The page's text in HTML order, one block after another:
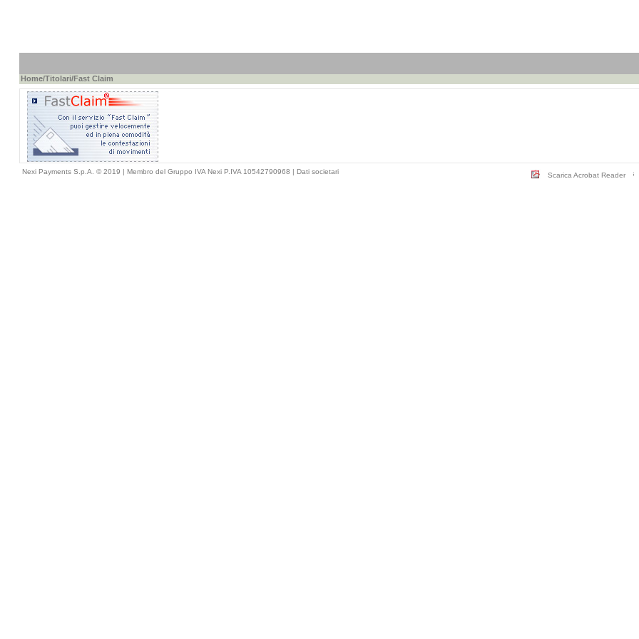
Home/Titolari/Fast Claim
Nexi Payments S.p.A. © 2019 | Membro del Gruppo IVA Nexi P.IVA 10542790968 | Dati societari Scarica Acrobat Reader